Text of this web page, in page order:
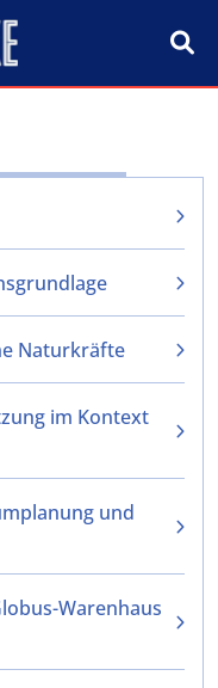
Naturkräfte
im Kontext
und
Warenhaus